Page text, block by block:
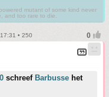
mutant of some kind never
and too rare to die.
• 250
schreef Barbusse het